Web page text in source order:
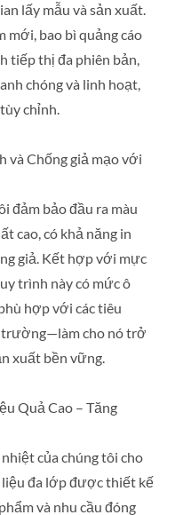
lấy mẫu và sản xuất.
mới, bao bì quảng cáo
tiếp thị đa phiên bản,
chóng và linh hoạt,
chỉnh.
và Chống giả mạo với
đảm bảo đầu ra màu
cao, có khả năng in
giả. Kết hợp với mực
trình này có mức ô
hợp với các tiêu
trường—làm cho nó trở
xuất bền vững.
Quả Cao – Tăng
của chúng tôi cho
liệu đa lớp được thiết kế
và nhu cầu đóng